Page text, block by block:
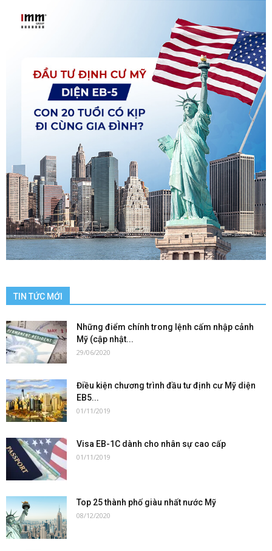
TIN TỨC MỚI
Những điểm chính trong lệnh cấm nhập cảnh
Mỹ (cập nhật...
29/06/2020
Điều kiện chương trình đầu tư định cư Mỹ diện
EB5...
01/11/2019
Visa EB-1C dành cho nhân sự cao cấp
01/11/2019
Top 25 thành phố giàu nhất nước Mỹ
08/12/2020